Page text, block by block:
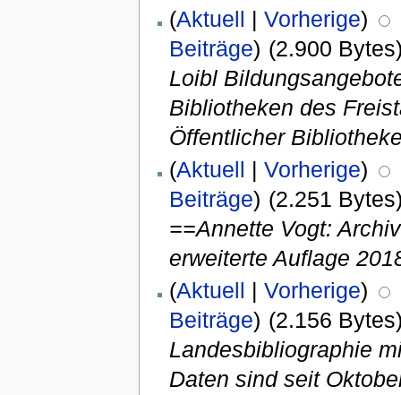
(Aktuell | Vorherige)
Beiträge) (2.900
Loibl
Bibliotheken des
Öffentlicher
(Aktuell | Vorherige)
Beiträge) (2.251
==Annette Vogt:
erweiterte Auflage
(Aktuell | Vorherige)
Beiträge) (2.156
Landesbibliographie
Daten sind seit